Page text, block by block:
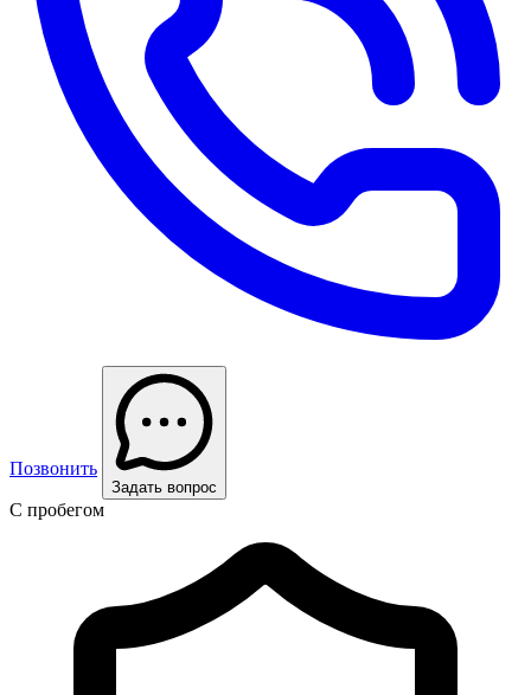
Позвонить
Задать вопрос
С пробегом